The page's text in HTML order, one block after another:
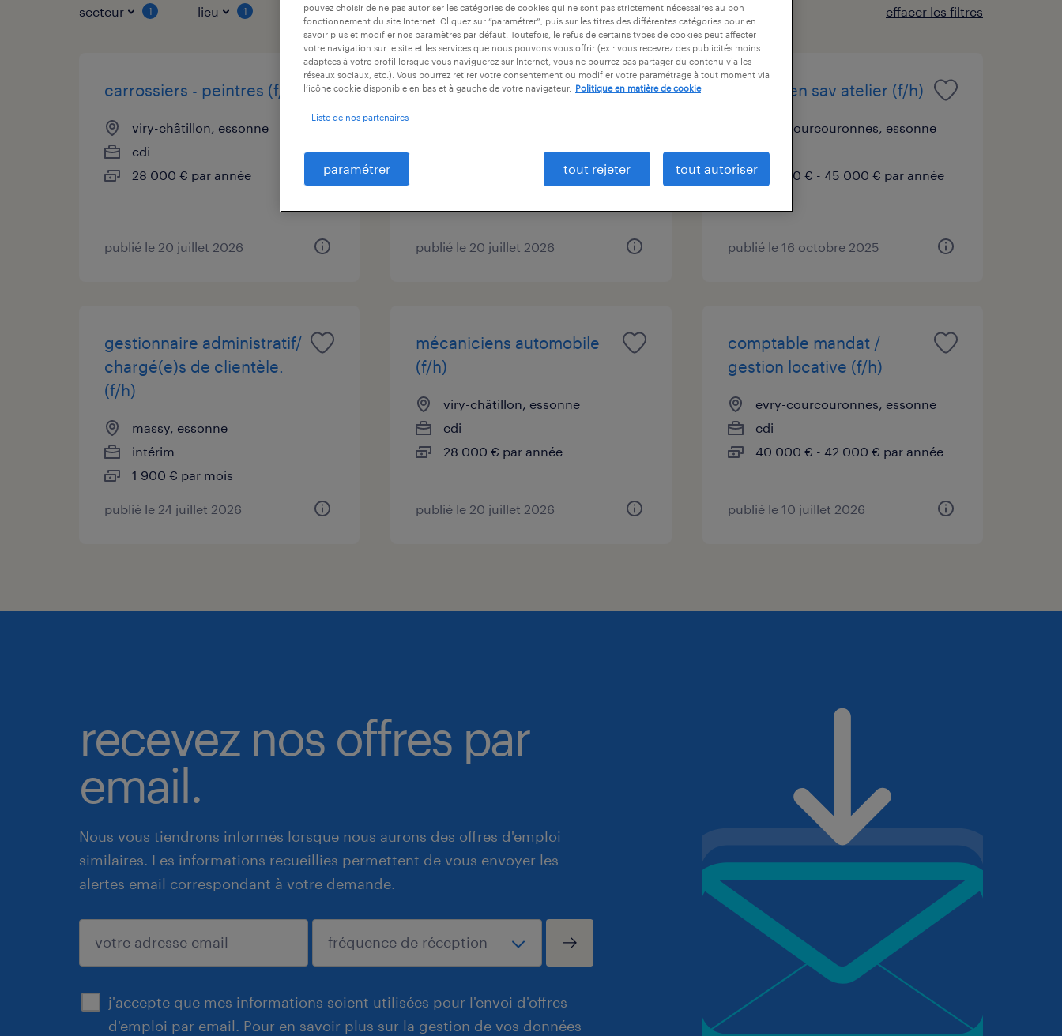
secteur 1 lieu 1 type de contrat durée du contrat niveau d'expérience effacer les filtres
carrossiers - peintres (f/h)
viry-châtillon, essonne
cdi
28 000 € par année
publié le 20 juillet 2026
technicien de maintenance
brétigny-sur-orge, essonne
publié le 20 juillet 2026
technicien sav atelier (f/h)
evry-courcouronnes, essonne
cdi
30 000 € - 45 000 € par année
publié le 16 octobre 2025
gestionnaire administratif/
chargé(e)s de clientèle.
(f/h)
massy, essonne
intérim
1 900 € par mois
publié le 24 juillet 2026
mécaniciens automobile
(f/h)
viry-châtillon, essonne
cdi
28 000 € par année
publié le 20 juillet 2026
comptable mandat /
gestion locative (f/h)
evry-courcouronnes, essonne
cdi
40 000 € - 42 000 € par année
publié le 10 juillet 2026
recevez nos offres par
email.
Nous vous tiendrons informés lorsque nous aurons des offres d'emploi
similaires. Les informations recueillies permettent de vous envoyer les
alertes email correspondant à votre demande.
j'accepte que mes informations soient utilisées pour l'envoi d'offres
d'emploi par email. Pour en savoir plus sur la gestion de vos données
enregistrer
pouvez choisir de ne pas autoriser les catégories de cookies qui ne sont pas strictement nécessaires au bon
fonctionnement du site Internet. Cliquez sur “paramétrer”, puis sur les titres des différentes catégories pour en
savoir plus et modifier nos paramètres par défaut. Toutefois, le refus de certains types de cookies peut affecter
votre navigation sur le site et les services que nous pouvons vous offrir (ex : vous recevrez des publicités moins
adaptées à votre profil lorsque vous naviguerez sur Internet, vous ne pourrez pas partager du contenu via les
réseaux sociaux, etc.). Vous pourrez retirer votre consentement ou modifier votre paramétrage à tout moment via
l’icône cookie disponible en bas et à gauche de votre navigateur.
Politique en matière de cookie
Liste de nos partenaires
paramétrer tout rejeter tout autoriser